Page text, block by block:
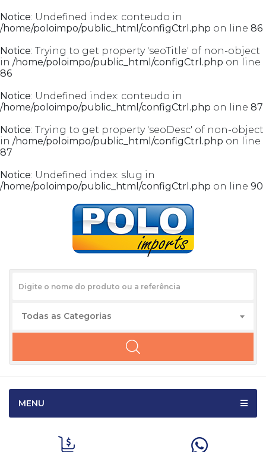
Notice: Undefined index: conteudo in
/home/poloimpo/public_html/configCtrl.php on line 86
Notice: Trying to get property 'seoTitle' of non-object
in /home/poloimpo/public_html/configCtrl.php on line
86
Notice: Undefined index: conteudo in
/home/poloimpo/public_html/configCtrl.php on line 87
Notice: Trying to get property 'seoDesc' of non-object
in /home/poloimpo/public_html/configCtrl.php on line
87
Notice: Undefined index: slug in
/home/poloimpo/public_html/configCtrl.php on line 90
Todas as Categorias
MENU